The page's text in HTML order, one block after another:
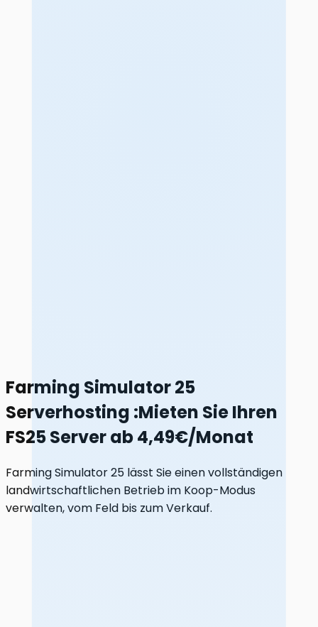
Farming Simulator 25
Serverhosting :Mieten Sie Ihren
FS25 Server ab 4,49€/Monat
Farming Simulator 25 lässt Sie einen vollständigen
landwirtschaftlichen Betrieb im Koop-Modus
verwalten, vom Feld bis zum Verkauf.